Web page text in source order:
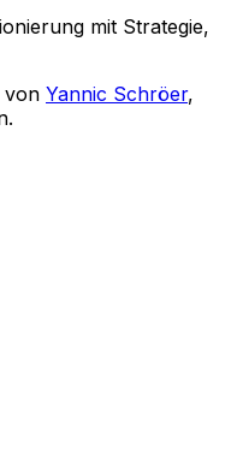
mit Strategie,
von Yannic Schröer,